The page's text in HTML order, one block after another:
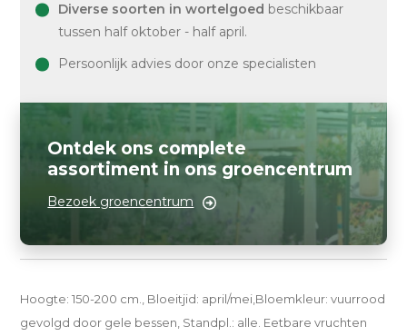
Diverse soorten in wortelgoed beschikbaar
tussen half oktober - half april.
Persoonlijk advies door onze specialisten
Ontdek ons complete
assortiment in ons groencentrum
Bezoek groencentrum
Hoogte: 150-200 cm., Bloeitjid: april/mei,Bloemkleur: vuurrood
gevolgd door gele bessen, Standpl.: alle. Eetbare vruchten